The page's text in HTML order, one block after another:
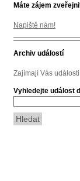
Máte zájem
Napiště nám!
Archiv událostí
Zajímají Vás
Vyhledejte událost